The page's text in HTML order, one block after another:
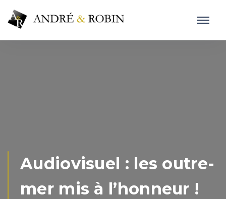
Audiovisuel : les outre-
mer mis à l’honneur !